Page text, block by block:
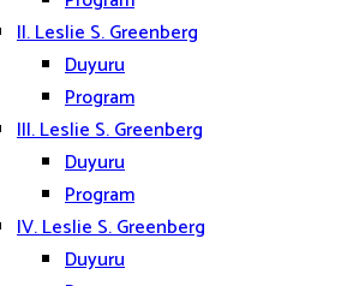
II. Leslie S. Greenberg
Duyuru
Program
III. Leslie S. Greenberg
Duyuru
Program
IV. Leslie S. Greenberg
Duyuru